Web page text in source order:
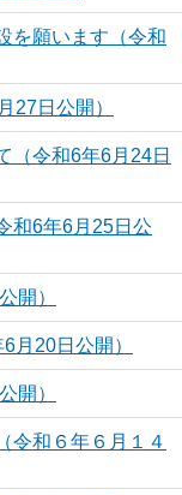
を願います（令和
27日公開）
（令和6年6月24日
和6年6月25日公
開）
月20日公開）
開）
令和６年６月１４